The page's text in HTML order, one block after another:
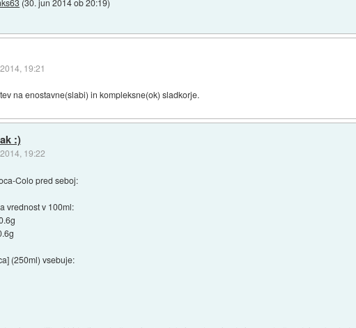
(30. jun 2014 ob 20:19)
19:21
na enostavne(slabi) in kompleksne(ok) sladkorje.
:)
19:22
Colo pred seboj:
vrednost v 100ml:
(250ml) vsebuje: